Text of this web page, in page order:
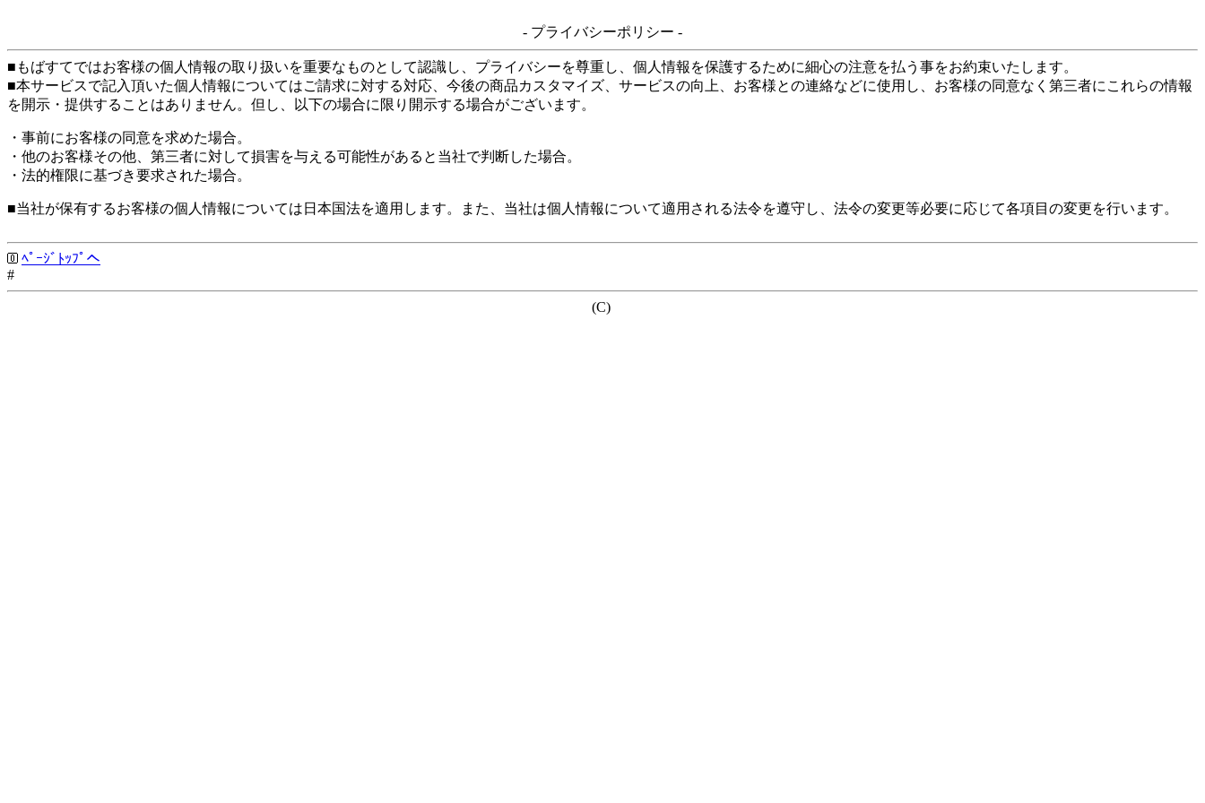
- プライバシーポリシー -
■もばすてではお客様の個人情報の取り扱いを重要なものとして認識し、プライバシーを尊重し、個人情報を保護するために細心の注意を払う事をお約束いたします。
■本サービスで記入頂いた個人情報についてはご請求に対する対応、今後の商品カスタマイズ、サービスの向上、お客様との連絡などに使用し、お客様の同意なく第三者にこれらの情報
を開示・提供することはありません。但し、以下の場合に限り開示する場合がございます。
・事前にお客様の同意を求めた場合。
・他のお客様その他、第三者に対して損害を与える可能性があると当社で判断した場合。
・法的権限に基づき要求された場合。
■当社が保有するお客様の個人情報については日本国法を適用します。また、当社は個人情報について適用される法令を遵守し、法令の変更等必要に応じて各項目の変更を行います。
ﾍﾟｰｼﾞﾄｯﾌﾟへ
#
(C)